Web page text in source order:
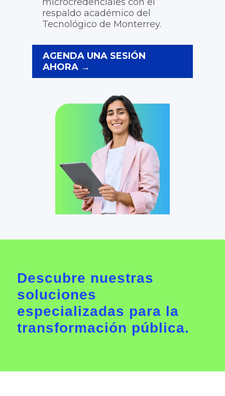
respaldo académico del
Tecnológico de Monterrey.
AGENDA UNA SESIÓN
AHORA →
Descubre nuestras
soluciones
especializadas para la
transformación pública.